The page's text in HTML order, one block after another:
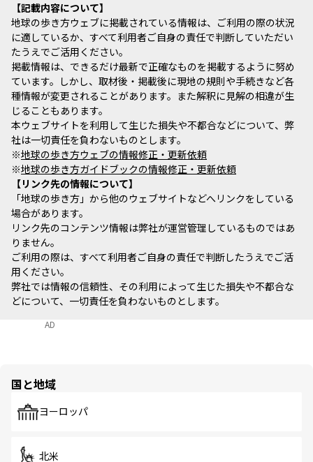
記載内容について
地球の歩き方ウェブに掲載されている情報は、ご利用の際の状況
に適しているか、すべて利用者ご自身の責任で判断していただい
たうえでご活用ください。
掲載情報は、できるだけ最新で正確なものを掲載するように努め
ています。しかし、取材後・掲載後に現地の規則や手続きなど各
種情報が変更されることがあります。また解釈に見解の相違が生
じることもあります。
本ウェブサイトを利用して生じた損失や不都合などについて、弊
社は一切責任を負わないものとします。
※地球の歩き方ウェブの情報修正・更新依頼
※地球の歩き方ガイドブックの情報修正・更新依頼
リンク先の情報について
「地球の歩き方」から他のウェブサイトなどへリンクをしている
場合があります。
リンク先のコンテンツ情報は弊社が運営管理しているものではあ
りません。
ご利用の際は、すべて利用者ご自身の責任で判断したうえでご活
用ください。
弊社では情報の信頼性、その利用によって生じた損失や不都合な
どについて、一切責任を負わないものとします。
AD
国と地域
ヨーロッパ
北米